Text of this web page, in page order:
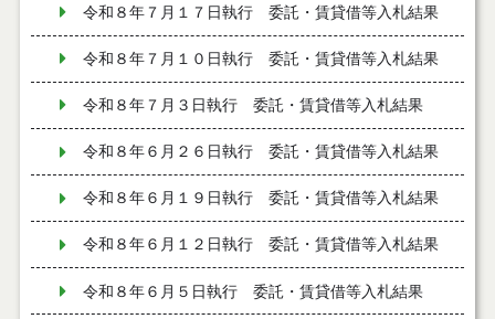
令和８年７月１７日執行 委託・賃貸借等入札結果
令和８年７月１０日執行 委託・賃貸借等入札結果
令和８年７月３日執行 委託・賃貸借等入札結果
令和８年６月２６日執行 委託・賃貸借等入札結果
令和８年６月１９日執行 委託・賃貸借等入札結果
令和８年６月１２日執行 委託・賃貸借等入札結果
令和８年６月５日執行 委託・賃貸借等入札結果